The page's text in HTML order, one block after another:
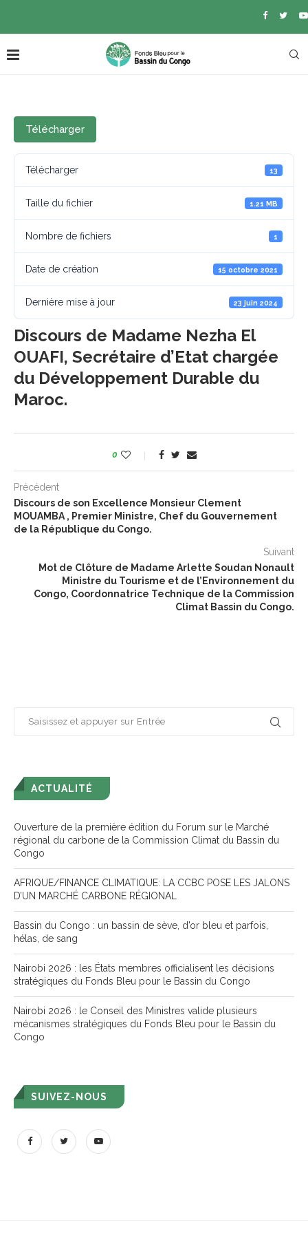
Télécharger
Télécharger 13
Taille du fichier 1.21 MB
Nombre de fichiers 1
Date de création 15 octobre 2021
Dernière mise à jour 23 juin 2024
Discours de Madame Nezha El
OUAFI, Secrétaire d’Etat chargée
du Développement Durable du
Maroc.
0
Précédent
Discours de son Excellence Monsieur Clement
MOUAMBA , Premier Ministre, Chef du Gouvernement
de la République du Congo.
Suivant
Mot de Clôture de Madame Arlette Soudan Nonault
Ministre du Tourisme et de l’Environnement du
Congo, Coordonnatrice Technique de la Commission
Climat Bassin du Congo.
ACTUALITÉ
Ouverture de la première édition du Forum sur le Marché
régional du carbone de la Commission Climat du Bassin du
Congo
AFRIQUE/FINANCE CLIMATIQUE: LA CCBC POSE LES JALONS
D’UN MARCHÉ CARBONE RÉGIONAL
Bassin du Congo : un bassin de sève, d’or bleu et parfois,
hélas, de sang
Nairobi 2026 : les États membres officialisent les décisions
stratégiques du Fonds Bleu pour le Bassin du Congo
Nairobi 2026 : le Conseil des Ministres valide plusieurs
mécanismes stratégiques du Fonds Bleu pour le Bassin du
Congo
SUIVEZ-NOUS